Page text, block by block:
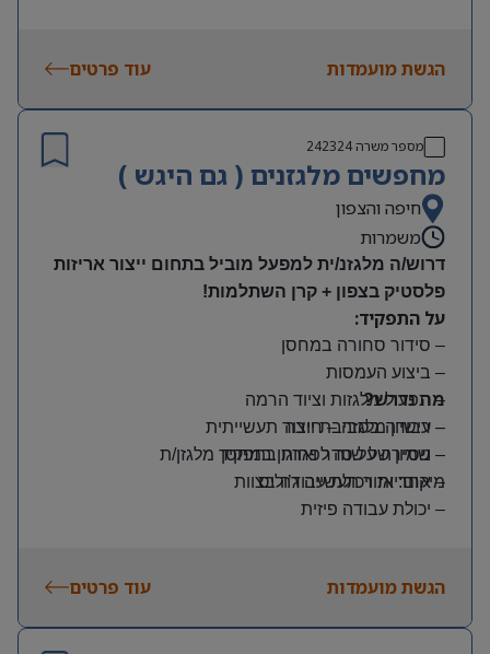
הגשת מועמדות עוד פרטים
מספר משרה242324
מחפשים מלגזנים ( גם היגש )
חיפה והצפון
משמרות
דרוש/ה מלגזנ/ית למפעל מוביל בתחום ייצור אריזות
פלסטיק בצפון + קרן השתלמות!
על התפקיד:
– סידור סחורה במחסן
– ביצוע העמסות
– תפעול מלגזות וציוד הרמה
– עבודה בסביבת ייצור תעשייתית
– שמירה על סדר וארגון במחסן
מה נדרש?
– רישיון מלגזה – חובה
– ניסיון של שנה לפחות בתפקיד מלגזן/ת
– אחריות ויכולת עבודה בצוות
– יכולת עבודה פיזית
משמרות:
מיקום: אזור תעשייה ג’וליס
הגשת מועמדות עוד פרטים